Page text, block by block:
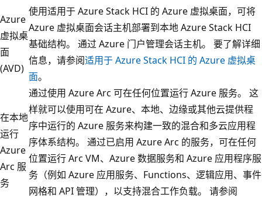
Azure
虚拟桌
面
(AVD)
使用适用于 Azure Stack HCI 的 Azure 虚拟桌面，可将
Azure 虚拟桌面会话主机部署到本地 Azure Stack HCI
基础结构。 通过 Azure 门户管理会话主机。 要了解详细
信息，请参阅适用于 Azure Stack HCI 的 Azure 虚拟桌
面。
在本地
运行
Azure
Arc 服
务
通过使用 Azure Arc 可在任何位置运行 Azure 服务。 这
样就可以使用可在 Azure、本地、边缘或其他云提供程
序中运行的 Azure 服务来构建一致的混合和多云应用程
序体系结构。 通过已启用 Azure Arc 的服务，可在任何
位置运行 Arc VM、Azure 数据服务和 Azure 应用程序服
务（例如 Azure 应用服务、Functions、逻辑应用、事件
网格和 API 管理），以支持混合工作负载。 请参阅